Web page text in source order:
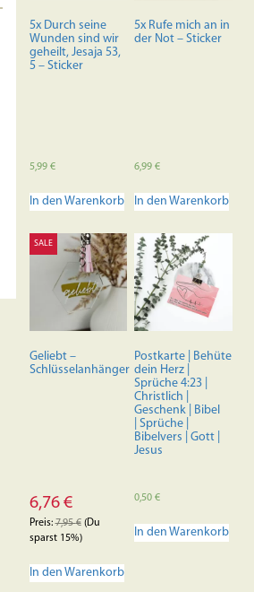
5x Durch seine
Wunden sind wir
geheilt, Jesaja 53,
5 – Sticker
5,99 €
In den Warenkorb
5x Rufe mich an in
der Not – Sticker
6,99€
In den Warenkorb
SALE
Geliebt –
Schlüsselanhänger
6,76 €
Preis:7,95€(Du
sparst 15%)
In den Warenkorb
Postkarte | Behüte
dein Herz |
Sprüche 4:23 |
Christlich |
Geschenk | Bibel
| Sprüche |
Bibelvers | Gott |
Jesus
0,50€
In den Warenkorb